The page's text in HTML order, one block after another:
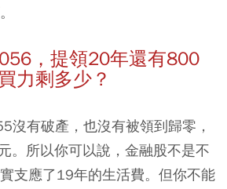
，提領20年還有800
力剩多少？
沒有破產，也沒有被領到歸零，
。所以你可以說，金融股不是不
支應了19年的生活費。但你不能